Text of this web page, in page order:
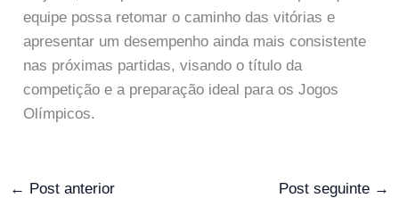
equipe possa retomar o caminho das vitórias e
apresentar um desempenho ainda mais consistente
nas próximas partidas, visando o título da
competição e a preparação ideal para os Jogos
Olímpicos.
← Post anterior Post seguinte →